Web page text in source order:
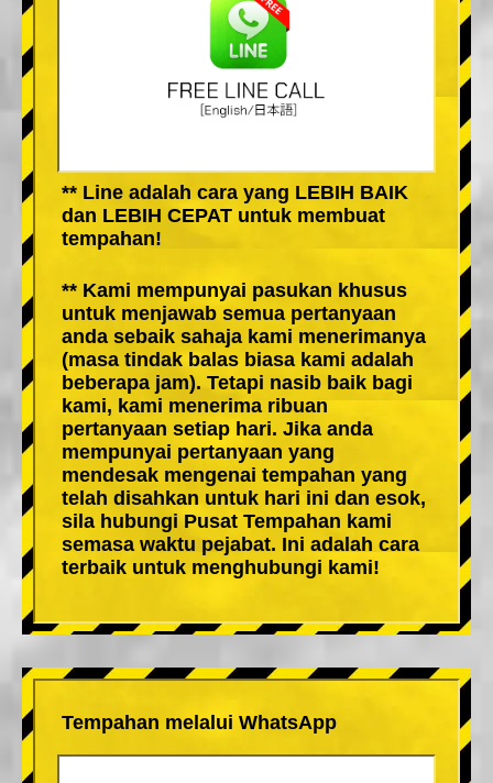
** Line adalah cara yang LEBIH BAIK
dan LEBIH CEPAT untuk membuat
tempahan!
** Kami mempunyai pasukan khusus
untuk menjawab semua pertanyaan
anda sebaik sahaja kami menerimanya
(masa tindak balas biasa kami adalah
beberapa jam). Tetapi nasib baik bagi
kami, kami menerima ribuan
pertanyaan setiap hari. Jika anda
mempunyai pertanyaan yang
mendesak mengenai tempahan yang
telah disahkan untuk hari ini dan esok,
sila hubungi Pusat Tempahan kami
semasa waktu pejabat. Ini adalah cara
terbaik untuk menghubungi kami!
Tempahan melalui WhatsApp